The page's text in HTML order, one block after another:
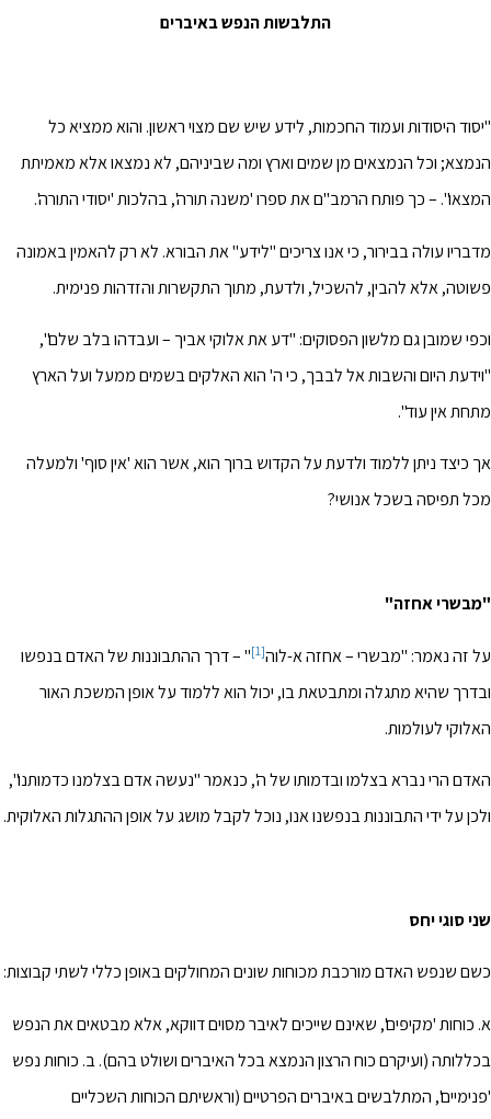
התלבשות הנפש באיברים
"יסוד היסודות ועמוד החכמות, לידע שיש שם מצוי ראשון. והוא ממציא כל
הנמצא; וכל הנמצאים מן שמים וארץ ומה שביניהם, לא נמצאו אלא מאמיתת
המצאו". – כך פותח הרמב"ם את ספרו 'משנה תורה', בהלכות 'יסודי התורה'.
מדבריו עולה בבירור, כי אנו צריכים "לידע" את הבורא. לא רק להאמין באמונה
פשוטה, אלא להבין, להשכיל, ולדעת, מתוך התקשרות והזדהות פנימית.
וכפי שמובן גם מלשון הפסוקים: "דע את אלוקי אביך – ועבדהו בלב שלם",
"וידעת היום והשבות אל לבבך, כי ה' הוא האלקים בשמים ממעל ועל הארץ
מתחת אין עוד".
אך כיצד ניתן ללמוד ולדעת על הקדוש ברוך הוא, אשר הוא 'אין סוף' ולמעלה
מכל תפיסה בשכל אנושי?
"מבשרי אחזה"
על זה נאמר: "מבשרי – אחזה א-לוה[1]
" – דרך ההתבוננות של האדם בנפשו
ובדרך שהיא מתגלה ומתבטאת בו, יכול הוא ללמוד על אופן המשכת האור
האלוקי לעולמות.
האדם הרי נברא בצלמו ובדמותו של ה', כנאמר "נעשה אדם בצלמנו כדמותנו",
ולכן על ידי התבוננות בנפשנו אנו, נוכל לקבל מושג על אופן ההתגלות האלוקית.
שני סוגי יחס
כשם שנפש האדם מורכבת מכוחות שונים המחולקים באופן כללי לשתי קבוצות:
א. כוחות 'מקיפים', שאינם שייכים לאיבר מסוים דווקא, אלא מבטאים את הנפש
בכללותה (ועיקרם כוח הרצון הנמצא בכל האיברים ושולט בהם). ב. כוחות נפש
'פנימיים', המתלבשים באיברים הפרטיים (וראשיתם הכוחות השכליים